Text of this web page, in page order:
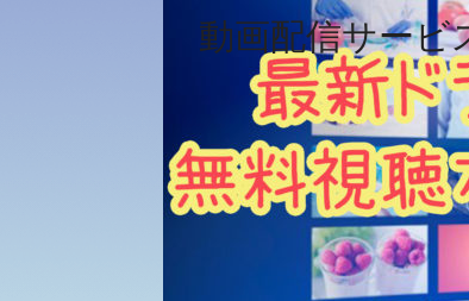
動画配信サービ